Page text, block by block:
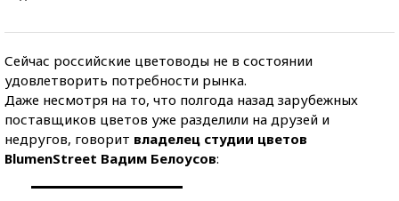
Сейчас российские цветоводы не в состоянии
удовлетворить потребности рынка.
Даже несмотря на то, что полгода назад зарубежных
поставщиков цветов уже разделили на друзей и
недругов, говорит владелец студии цветов
BlumenStreet Вадим Белоусов: